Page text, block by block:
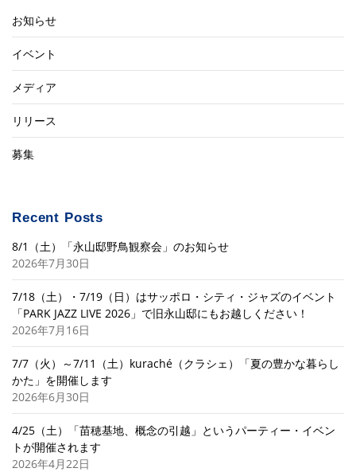
お知らせ
イベント
メディア
リリース
募集
Recent Posts
8/1（土）「永山邸野鳥観察会」のお知らせ
2026年7月30日
7/18（土）・7/19（日）はサッポロ・シティ・ジャズのイベント
「PARK JAZZ LIVE 2026」で旧永山邸にもお越しください！
2026年7月16日
7/7（火）～7/11（土）kuraché（クラシェ）「夏の豊かな暮らし
かた」を開催します
2026年6月30日
4/25（土）「苗穂基地、概念の引越」というパーティー・イベン
トが開催されます
2026年4月22日